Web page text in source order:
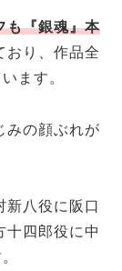
も『銀魂』本
おり、作品全
ます。
みの顔ぶれが
新八役に阪口
十四郎役に中